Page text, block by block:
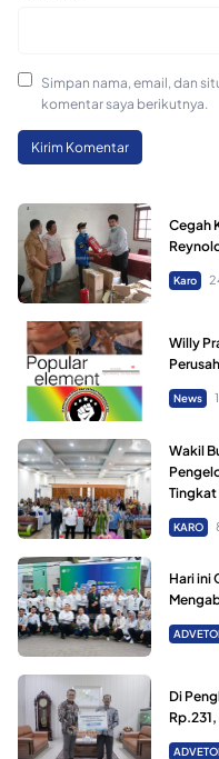
Simpan nama, email, dan
komentar saya berikutnya.
Cegah
Karo
Willy
News
Wakil
Tingkat
KARO
Hari ini
Di